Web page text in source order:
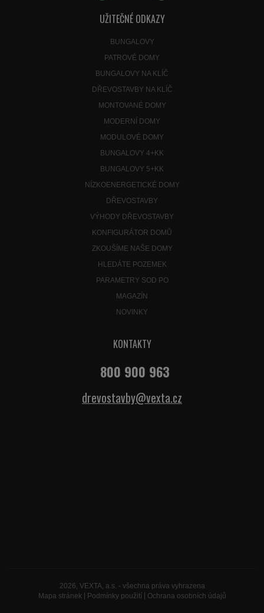
UŽITEČNÉ ODKAZY
BUNGALOVY
PATROVÉ DOMY
BUNGALOVY NA KLÍČ
DŘEVOSTAVBY NA KLÍČ
MONTOVANÉ DOMY
MODERNÍ DOMY
MODULOVÉ DOMY
BUNGALOVY 4+KK
BUNGALOVY 5+KK
NÍZKOENERGETICKÉ DOMY
DŘEVOSTAVBY
VÝHODY DŘEVOSTAVBY
KONFIGURÁTOR DOMŮ
ZKOUŠÍME NAŠE DOMY
HLEDÁTE POZEMEK
PARAMETRY SOD PO
MAGAZÍN
NOVINKY
KONTAKTY
800 900 963
drevostavby@vexta.cz
2026, VEXTA, a.s. - všechna práva vyhrazena
Mapa stránek
Podmínky použití| Ochrana osobních údajů